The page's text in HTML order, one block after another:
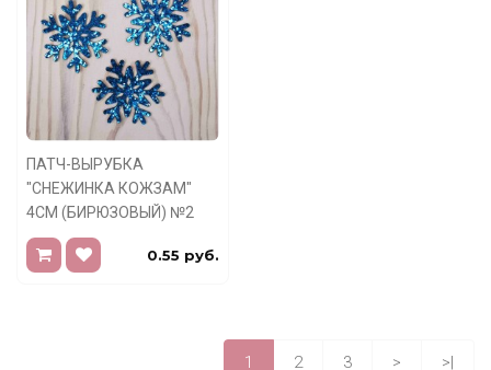
ПАТЧ-ВЫРУБКА
"СНЕЖИНКА КОЖЗАМ"
4СМ (БИРЮЗОВЫЙ) №2
0.55 руб.
1 2 3 > >|